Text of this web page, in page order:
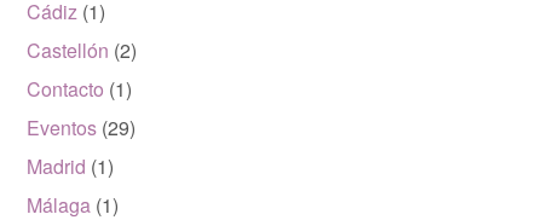
Cádiz (1)
Castellón (2)
Contacto (1)
Eventos (29)
Madrid (1)
Málaga (1)